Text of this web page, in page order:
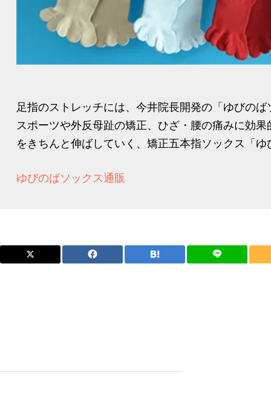
足指のストレッチには、今井院長開発の「ゆびの
スポーツや外反母趾の矯正、ひざ・腰の痛みに効
をきちんと伸ばしていく、矯正五本指ソックス「
ゆびのばソックス通販